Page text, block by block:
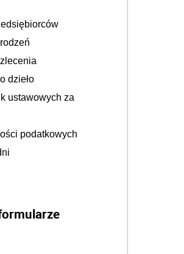
dzieło
ustawowych za
podatkowych